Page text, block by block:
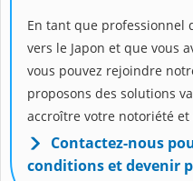
En tant que professionnel
vers le Japon et que vous
vous pouvez rejoindre
proposons des solutions
accroître votre notoriété
Contactez-nous
conditions et devenir